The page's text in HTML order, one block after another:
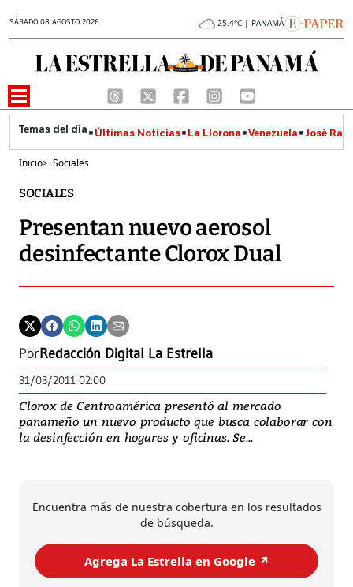
SÁBADO 08 AGOSTO 2026 25.4°C | PANAMÁ
Últimas Noticias La Llorona Venezuela José
Inicio> Sociales
SOCIALES
Presentan nuevo aerosol
desinfectante Clorox Dual
PorRedacción Digital La Estrella
31/03/2011 02:00
Clorox de Centroamérica presentó al mercado
panameño un nuevo producto que busca colaborar con
la desinfección en hogares y oficinas. Se...
Encuentra más de nuestra cobertura en los resultados
de búsqueda.
Agrega La Estrella en Google ↗️